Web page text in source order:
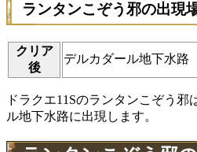
ランタンこぞう邪の出現
クリア
後
デルカダール地下水路
ドラクエ11Sのランタンこぞう
ル地下水路に出現します。